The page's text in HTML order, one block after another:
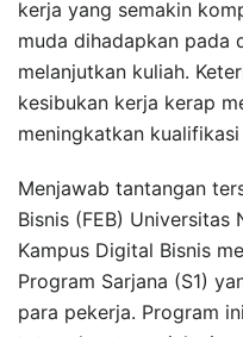
kerja yang semakin
muda dihadapkan pada
melanjutkan kuliah.
kesibukan kerja kerap
meningkatkan
Menjawab tantangan
Bisnis (FEB) Universitas
Kampus Digital Bisnis
Program Sarjana (S1)
para pekerja. Program